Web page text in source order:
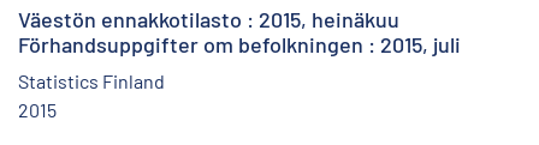
Väestön ennakkotilasto : 2015, heinäkuu
Förhandsuppgifter om befolkningen : 2015, juli
Statistics Finland
2015